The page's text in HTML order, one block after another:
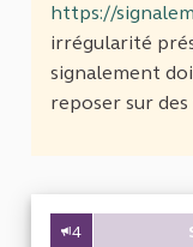
https://
irrégularité
signalement
reposer sur
4